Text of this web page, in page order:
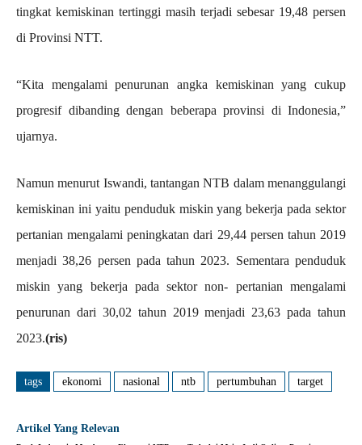
tingkat kemiskinan tertinggi masih terjadi sebesar 19,48 persen
di Provinsi NTT.
“Kita mengalami penurunan angka kemiskinan yang cukup
progresif dibanding dengan beberapa provinsi di Indonesia,”
ujarnya.
Namun menurut Iswandi, tantangan NTB dalam menanggulangi
kemiskinan ini yaitu penduduk miskin yang bekerja pada sektor
pertanian mengalami peningkatan dari 29,44 persen tahun 2019
menjadi 38,26 persen pada tahun 2023. Sementara penduduk
miskin yang bekerja pada sektor non- pertanian mengalami
penurunan dari 30,02 tahun 2019 menjadi 23,63 pada tahun
2023.(ris)
tags ekonomi nasional ntb pertumbuhan target
Artikel Yang Relevan